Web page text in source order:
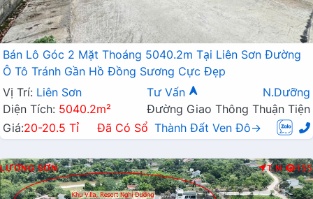
Bán Lô Góc 2 Mặt Thoáng 5040.2m Tại Liên Sơn Đường
Ô Tô Tránh Gần Hồ Đồng Sương Cực Đẹp
Vị Trí: Liên Sơn Tư Vấn
N.Dưỡng
Diện Tích: 5040.2m²
Đường Giao Thông Thuận Tiện
Giá:20-20.5 Tỉ Đã Có Sổ Thành Đất Ven Đô→
LƯƠNG SƠN T.N 155